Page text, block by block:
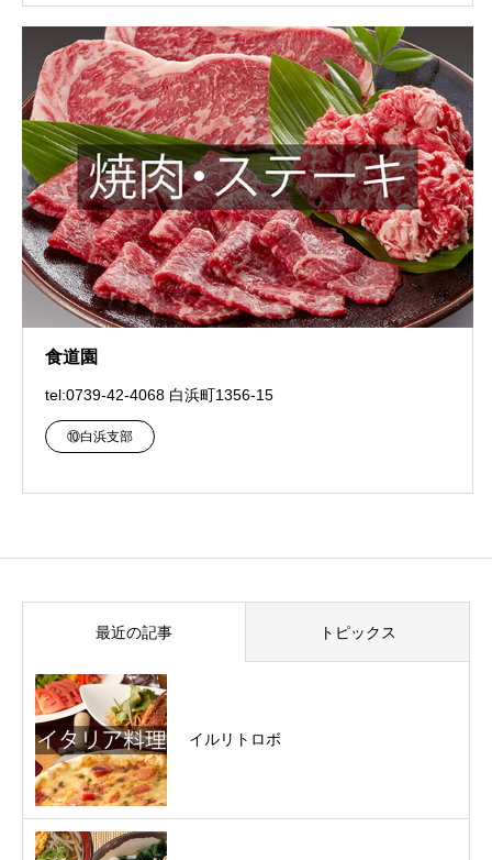
食道園
tel:0739-42-4068 白浜町1356-15
⑩白浜支部
最近の記事 トピックス
イルリトロボ